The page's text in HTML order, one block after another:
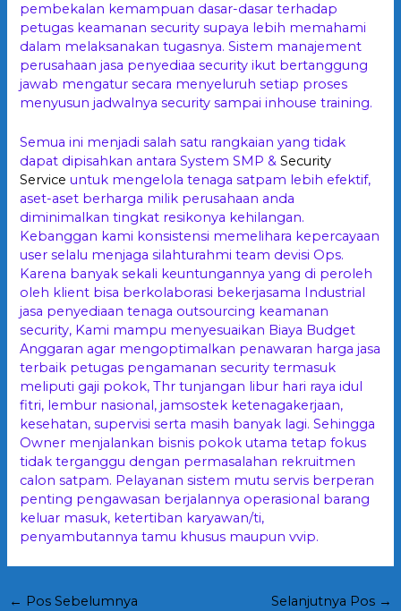
pembekalan kemampuan dasar-dasar terhadap
petugas keamanan security supaya lebih memahami
dalam melaksanakan tugasnya. Sistem manajement
perusahaan jasa penyediaa security ikut bertanggung
jawab mengatur secara menyeluruh setiap proses
menyusun jadwalnya security sampai inhouse training.
Semua ini menjadi salah satu rangkaian yang tidak
dapat dipisahkan antara System SMP &Security
Service untuk mengelola tenaga satpam lebih efektif,
aset-aset berharga milik perusahaan anda
diminimalkan tingkat resikonya kehilangan.
Kebanggan kami konsistensi memelihara kepercayaan
user selalu menjaga silahturahmi team devisi Ops.
Karena banyak sekali keuntungannya yang di peroleh
oleh klient bisa berkolaborasi bekerjasama Industrial
jasa penyediaan tenaga outsourcing keamanan
security, Kami mampu menyesuaikan Biaya Budget
Anggaran agar mengoptimalkan penawaran harga jasa
terbaik petugas pengamanan security termasuk
meliputi gaji pokok, Thr tunjangan libur hari raya idul
fitri, lembur nasional, jamsostek ketenagakerjaan,
kesehatan, supervisi serta masih banyak lagi. Sehingga
Owner menjalankan bisnis pokok utama tetap fokus
tidak terganggu dengan permasalahan rekruitmen
calon satpam. Pelayanan sistem mutu servis berperan
penting pengawasan berjalannya operasional barang
keluar masuk, ketertiban karyawan/ti,
penyambutannya tamu khusus maupun vvip.
← Pos Sebelumnya Selanjutnya Pos →